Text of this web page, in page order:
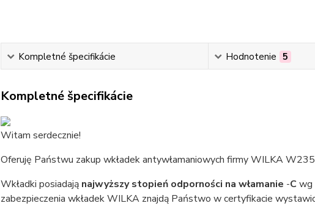
Kompletné špecifikácie Hodnotenie 5
Kompletné špecifikácie
Witam serdecznie!
Oferuję Państwu zakup wkładek antywłamaniowych firmy WILKA
Wkładki posiadają najwyższy stopień odporności na włamanie -C wg
zabezpieczenia wkładek WILKA znajdą Państwo w certyfikacie